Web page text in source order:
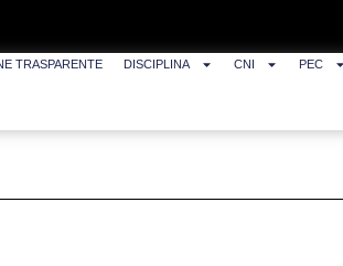
TRASPARENTE DISCIPLINA CNI PEC